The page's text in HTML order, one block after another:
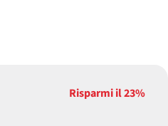
Risparmi il23%